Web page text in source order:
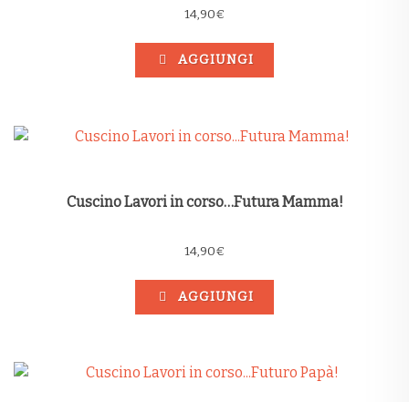
14,90€
AGGIUNGI
Cuscino Lavori in corso…Futura Mamma!
14,90€
AGGIUNGI